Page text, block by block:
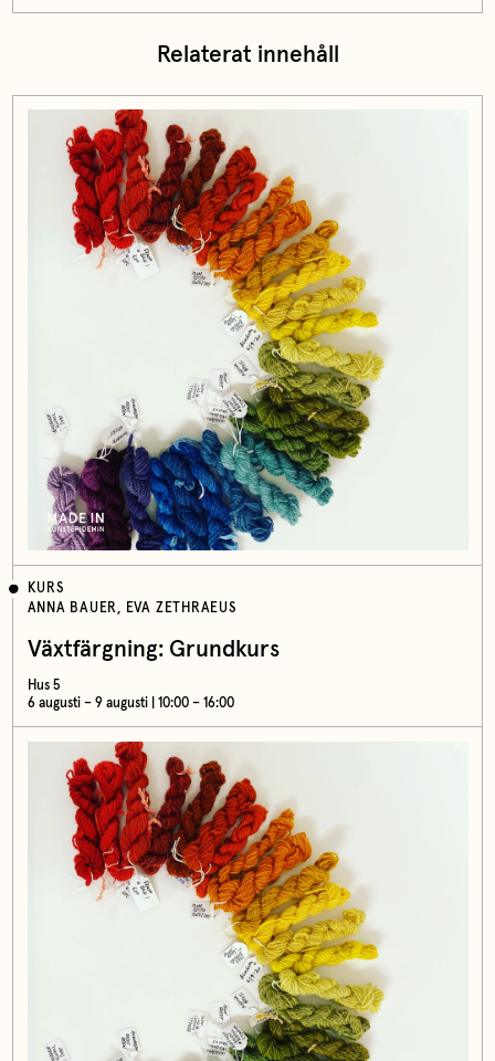
Relaterat innehåll
KURS
ANNA BAUER, EVA ZETHRAEUS
Växtfärgning: Grundkurs
Hus 5
6 augusti – 9 augusti | 10:00 – 16:00